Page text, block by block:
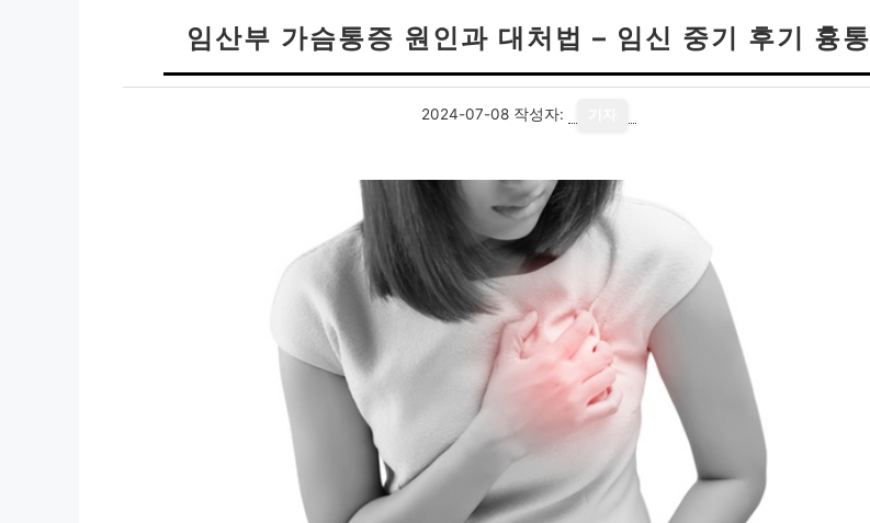
임산부 가슴통증 원인과 대처법 – 임신 중기 후기 흉통
2024-07-08 작성자: